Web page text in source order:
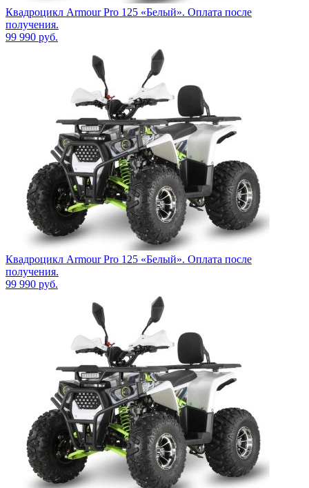
Квадроцикл Armour Pro 125 «Белый». Оплата после
получения.
99 990 руб.
Квадроцикл Armour Pro 125 «Белый». Оплата после
получения.
99 990 руб.